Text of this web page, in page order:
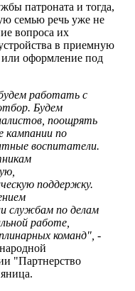
патроната и тогда,
семью речь уже не
вопроса их
в приемную
оформление под
работать с
Будем
поощрять
кампании по
воспитатели.
поддержку.
службам по делам
работе,
команд", -
"Партнерство